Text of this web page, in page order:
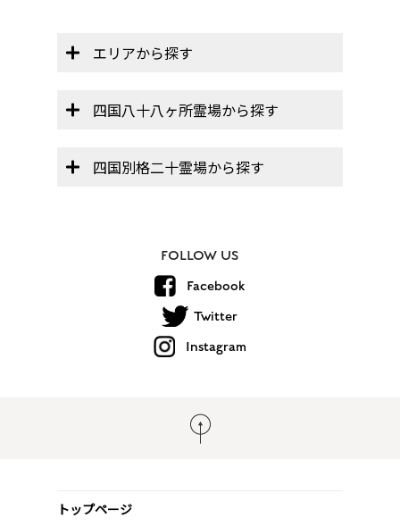
エリアから探す
四国八十八ヶ所霊場から探す
四国別格二十霊場から探す
FOLLOW US
Facebook
Twitter
Instagram
トップページ